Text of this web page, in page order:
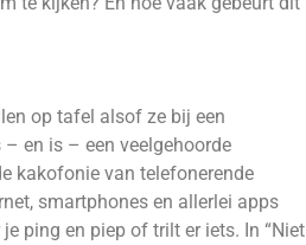
op tafel alsof ze bij een
en is – een veelgehoorde
kakofonie van telefonerende
smartphones en allerlei apps
ping en piep of trilt er iets. In “Niet